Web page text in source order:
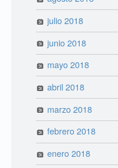
julio 2018
junio 2018
mayo 2018
abril 2018
marzo 2018
febrero 2018
enero 2018